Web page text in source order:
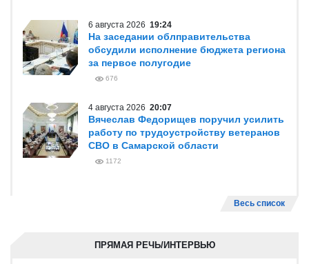
6 августа 2026 19:24
На заседании облправительства
обсудили исполнение бюджета региона
за первое полугодие
676
4 августа 2026 20:07
Вячеслав Федорищев поручил усилить
работу по трудоустройству ветеранов
СВО в Самарской области
1172
Весь список
ПРЯМАЯ РЕЧЬ/ИНТЕРВЬЮ